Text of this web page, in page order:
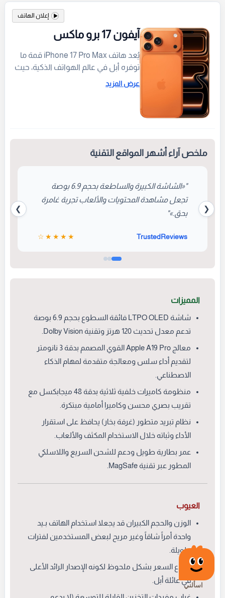
إعلان الهاتف
آيفون 17 برو ماكس
يُعد هاتف iPhone 17 Pro Max قمة ما
توفره أبل في عالم الهواتف الذكية، حيث
يجمع بين التصميم العصري الجذاب بلونه
عشاق المحتوى الاحترافي.
عرض المزيد
ملخص آراء أشهر المواقع التقنية
❮
"«الشاشة الكبيرة والساطعة بحجم 6.9 بوصة
تجعل مشاهدة المحتويات والألعاب تجربة غامرة
بحق.»"
TrustedReviews
★★★★☆
❯
المميزات
شاشة LTPO OLED فائقة السطوع بحجم 6.9 بوصة
تدعم معدل تحديث 120 هرتز وتقنية Dolby Vision.
معالج Apple A19 Pro القوي المصمم بدقة 3 نانومتر
لتقديم أداء سلس ومعالجة متقدمة لمهام الذكاء
الاصطناعي.
منظومة كاميرات خلفية ثلاثية بدقة 48 ميجابكسل مع
تقريب بصري محسن وكاميرا أمامية مبتكرة.
نظام تبريد متطور (غرفة بخار) يحافظ على استقرار
الأداء وثباته خلال الاستخدام المكثف والألعاب.
عمر بطارية طويل ودعم للشحن السريع واللاسلكي
المطور عبر تقنية MagSafe.
العيوب
الوزن والحجم الكبيران قد يجعلا استخدام الهاتف بـيد
واحدة أمراً شاقاً وغير مريح لبعض المستخدمين لفترات
طويلة.
ارتفاع السعر بشكل ملحوظ لكونه الإصدار الرائد الأعلى
في عائلة أبل.